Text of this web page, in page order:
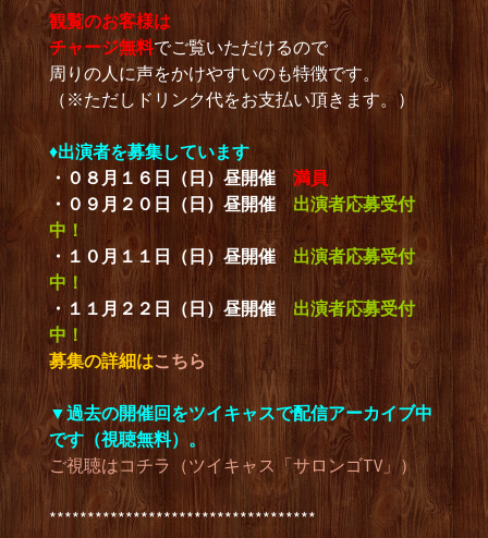
観覧のお客様は
チャージ無料でご覧いただけるので
周りの人に声をかけやすいのも特徴です。
（※ただしドリンク代をお支払い頂きます。）
♦出演者を募集しています
・０８月１６日（日）昼開催満員
・０９月２０日（日）昼開催 出演者応募受付
中！
・１０月１１日（日）昼開催出演者応募受付
中！
・１１月２２日（日）昼開催出演者応募受付
中！
募集の詳細はこちら
▼過去の開催回をツイキャスで配信アーカイブ中
です（視聴無料）。
ご視聴はコチラ（ツイキャス「サロンゴTV」）
***********************************